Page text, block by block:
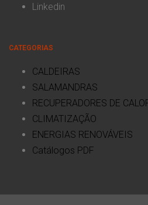
Linkedin
CATEGORIAS
CALDEIRAS
SALAMANDRAS
RECUPERADORES DE
CLIMATIZAÇÃO
ENERGIAS RENOVÁVEIS
Catálogos PDF